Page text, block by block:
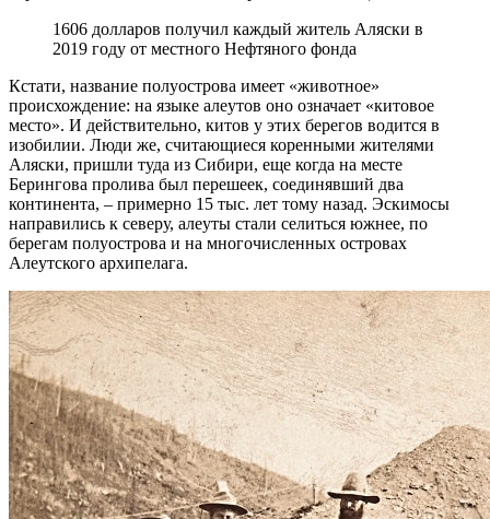
1606 долларов получил каждый житель Аляски в
2019 году от местного Нефтяного фонда
Кстати, название полуострова имеет «животное»
происхождение: на языке алеутов оно означает «китовое
место». И действительно, китов у этих берегов водится в
изобилии. Люди же, считающиеся коренными жителями
Аляски, пришли туда из Сибири, еще когда на месте
Берингова пролива был перешеек, соединявший два
континента, – примерно 15 тыс. лет тому назад. Эскимосы
направились к северу, алеуты стали селиться южнее, по
берегам полуострова и на многочисленных островах
Алеутского архипелага.